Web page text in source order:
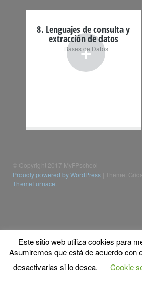
+
8. Lenguajes de consulta y
extracción de datos
Bases de Datos
© Copyright 2017 MyFPschool
Proudly powered by WordPress Theme:
ThemeFurnace
Este sitio web utiliza cookies para
Asumiremos que está de acuerdo con
desactivarlas si lo desea.
Cookie